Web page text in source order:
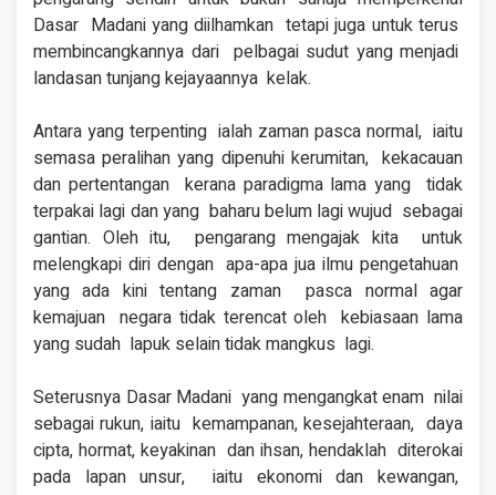
Dasar Madani yang diilhamkan tetapi juga untuk terus
membincangkannya dari pelbagai sudut yang menjadi
landasan tunjang kejayaannya kelak.
Antara yang terpenting ialah zaman pasca normal, iaitu
semasa peralihanyang dipenuhi kerumitan, kekacauan
dan pertentangan kerana paradigma lama yang tidak
terpakai lagi dan yang baharu belum lagi wujud sebagai
gantian. Oleh itu, pengarang mengajak kita untuk
melengkapi diri dengan apa-apa jua ilmu pengetahuan
yang ada kini tentang zaman pasca normal agar
kemajuan negara tidak terencat oleh kebiasaan lama
yang sudah lapuk selain tidak mangkus lagi.
Seterusnya Dasar Madani yang mengangkat enam nilai
sebagai rukun, iaitu kemampanan, kesejahteraan, daya
cipta, hormat, keyakinan dan ihsan, hendaklah diterokai
pada lapan unsur, iaitu ekonomi dan kewangan,